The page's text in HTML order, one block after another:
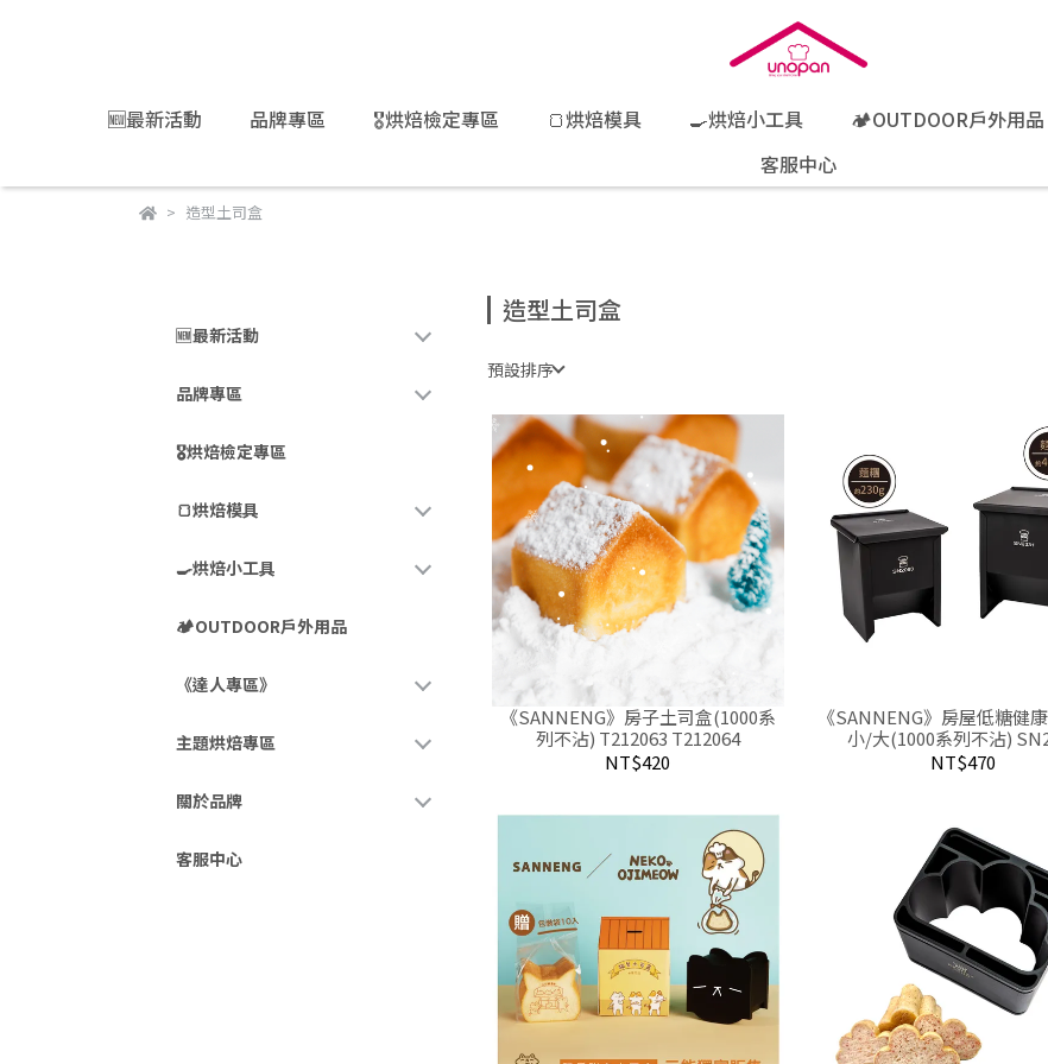
🆕最新活動 品牌專區 🎖️烘焙檢定專區 🍞烘焙模具 🍳烘焙小工具 🏕️OUTDOOR戶外用品
客服中心
造型土司盒
🆕最新活動
品牌專區
🎖️烘焙檢定專區
🍞烘焙模具
🍳烘焙小工具
🏕️OUTDOOR戶外用品
《達人專區》
主題烘焙專區
關於品牌
客服中心
造型土司盒
預設排序
《SANNENG》房子土司盒(1000系
列不沾) T212063 T212064
NT$420
《SANNENG》房屋低糖健
小/大(1000系列不沾)
SN2331
NT$470